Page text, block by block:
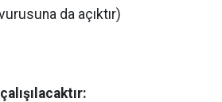
da açıktır)